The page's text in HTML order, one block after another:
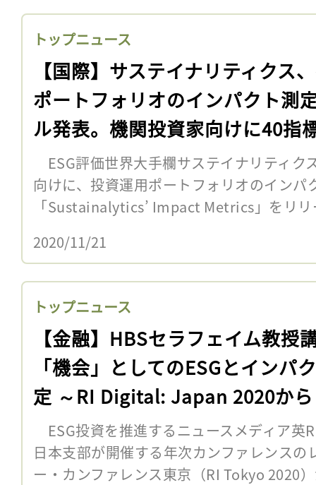
トップニュース
【国際】サステイナリティクス
ポートフォリオのインパクト測
ル発表。機関投資家向けに40指
ESG評価世界大手欄サステイナリティク
向けに、投資運用ポートフォリオのイン
「Sustainalytics’ Impact Metrics」をリ
2020/11/21
トップニュース
【金融】HBSセラフェイム教授
「機会」としてのESGとインパ
定 ～RI Digital: Japan 2020か
ESG投資を推進するニュースメディア
日本支部が開催する年次カンファレンス
ー・カンファレンス東京（RI Tokyo 2020